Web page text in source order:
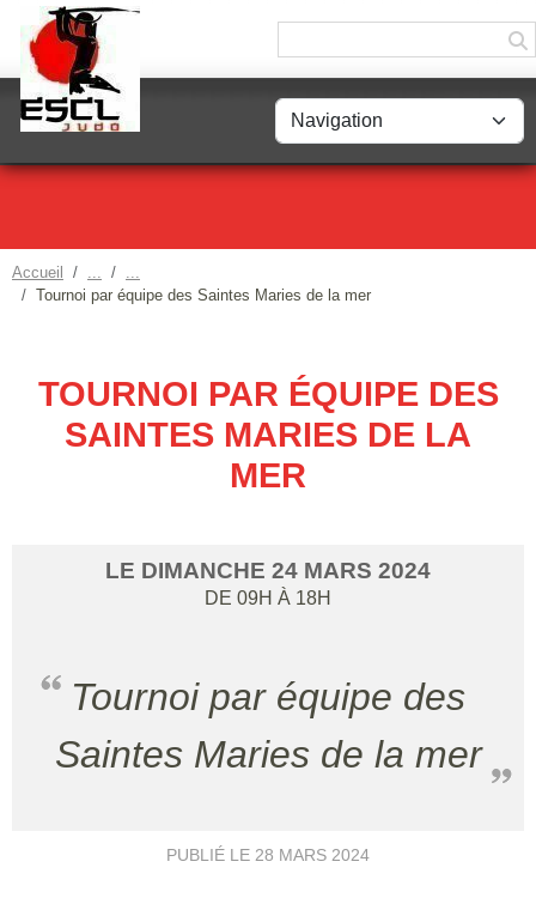
Accueil
Tournoi par équipe des Saintes Maries de la mer
TOURNOI PAR ÉQUIPE DES
SAINTES MARIES DE LA
MER
LE DIMANCHE 24 MARS 2024
DE 09H À 18H
Tournoi par équipe des
Saintes Maries de la mer
PUBLIÉ LE 28 MARS 2024
Panneau de gestion des cookies